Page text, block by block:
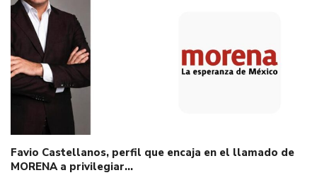
Favio Castellanos, perfil que encaja en el llamado de
MORENA a privilegiar…